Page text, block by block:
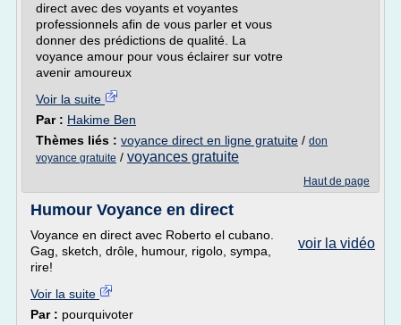
direct avec des voyants et voyantes
professionnels afin de vous parler et vous
donner des prédictions de qualité. La
voyance amour pour vous éclairer sur votre
avenir amoureux
Voir la suite
Par : Hakime Ben
Thèmes liés : voyance direct en ligne gratuite / don
voyance gratuite / voyances gratuite
Haut de page
Humour Voyance en direct
voir la vidéo
Voyance en direct avec Roberto el cubano.
Gag, sketch, drôle, humour, rigolo, sympa,
rire!
Voir la suite
Par : pourquivoter